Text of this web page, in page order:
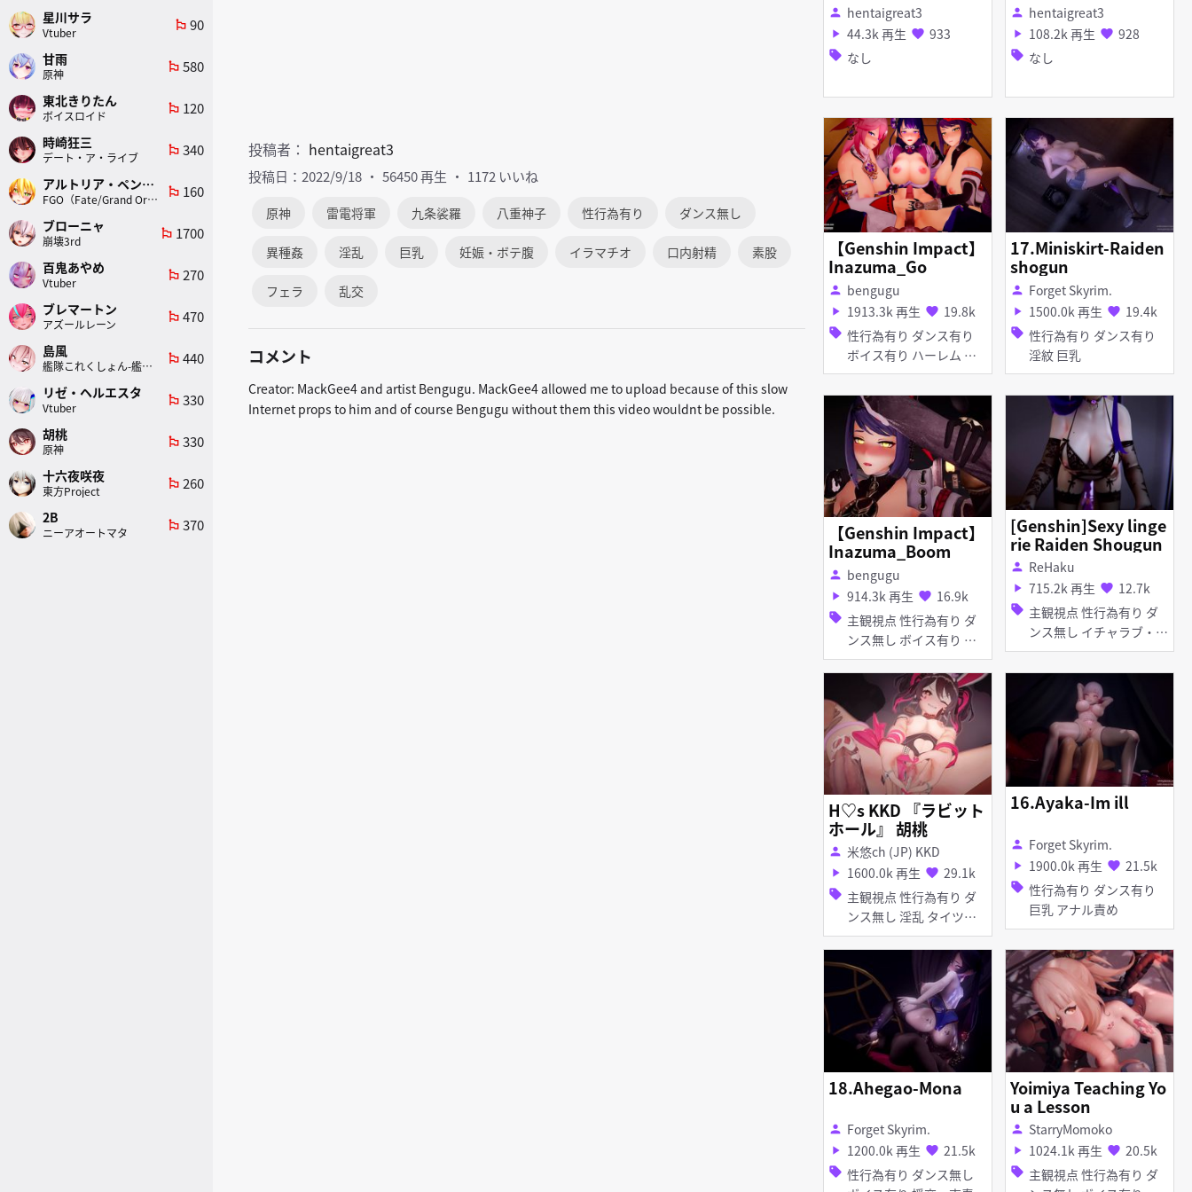
投稿者： hentaigreat3
投稿日：2022/9/18 56450 再生 1172 いいね
原神 雷電将軍 九条裟羅 八重神子 性行為有り ダンス無し
異種姦 淫乱 巨乳 妊娠・ボテ腹 イラマチオ 口内射精 素股
フェラ 乱交
コメント
Creator: MackGee4 and artist Bengugu. MackGee4 allowed me to upload because of this slow
Internet props to him and of course Bengugu without them this video wouldnt be possible.
person hentaigreat3
play_arrow 44.3k 再生 favorite 933
sell なし
person hentaigreat3
play_arrow 108.2k 再生 favorite 928
sell なし
【Genshin Impact】
Inazuma_Go
person bengugu
play_arrow 1913.3k 再生 favorite 19.8k
sell 性行為有り ダンス有り
ボイス有り ハーレム 異
種姦 巨乳 口内射精 種付
けプレス ディープスロー
ト 手コキ パイズリ フェ
ラ 妊娠・ボテ腹
17.Miniskirt-Raiden
shogun
person Forget Skyrim.
play_arrow 1500.0k 再生 favorite 19.4k
sell 性行為有り ダンス有り
淫紋 巨乳
【Genshin Impact】
Inazuma_Boom
person bengugu
play_arrow 914.3k 再生 favorite 16.9k
sell 主観視点 性行為有り ダ
ンス無し ボイス有り 無
理やり 淫乱 巨乳 和服・
浴衣 お漏らし・潮吹き
ープスロート 手コキ パ
イズリ フェラ 乱交 女性
上位
[Genshin]Sexy linge
rie Raiden Shougun
person ReHaku
play_arrow 715.2k 再生 favorite 12.7k
sell 主観視点 性行為有り ダ
ンス無し イチャラブ・あ
まあま 淫乱 巨乳 タイ
ツ・ストッキング アヘ顔
口内射精 ディープスロー
ス有り
H♡s KKD 『ラビット
ホール』 胡桃
person 米悠ch (JP) KKD
play_arrow 1600.0k 再生 favorite 29.1k
sell 主観視点 性行為有り ダ
ンス無し 淫乱 タイツ・
ストッキング バニーガー
ル
16.Ayaka-Im ill
person Forget Skyrim.
play_arrow 1900.0k 再生 favorite 21.5k
sell 性行為有り ダンス有り
巨乳 アナル責め
18.Ahegao-Mona
person Forget Skyrim.
play_arrow 1200.0k 再生 favorite 21.5k
sell 性行為有り ダンス無し
Yoimiya Teaching Yo
u a Lesson
person StarryMomoko
play_arrow 1024.1k 再生 favorite 20.5k
sell 主観視点 性行為有り ダ
星川サラ
Vtuber
emoji_flags 90
甘雨
原神
emoji_flags 580
東北きりたん
ボイスロイド
emoji_flags 120
時崎狂三
デート・ア・ライブ
emoji_flags 340
アルトリア・ペンドラゴン(ランサー)
FGO（Fate/Grand Order）
emoji_flags 160
ブローニャ
崩壊3rd
emoji_flags 1700
百鬼あやめ
Vtuber
emoji_flags 270
ブレマートン
アズールレーン
emoji_flags 470
島風
艦隊これくしょん-艦これ-
emoji_flags 440
リゼ・ヘルエスタ
Vtuber
emoji_flags 330
胡桃
原神
emoji_flags 330
十六夜咲夜
東方Project
emoji_flags 260
2B
ニーアオートマタ
emoji_flags 370